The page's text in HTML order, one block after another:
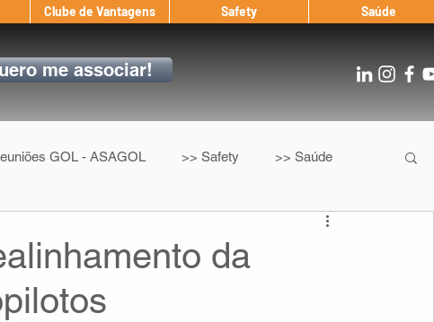
Clube de Vantagens Safety Saúde
me associar!
GOL - ASAGOL >> Safety >> Saúde
After Landing
Depoimentos
da